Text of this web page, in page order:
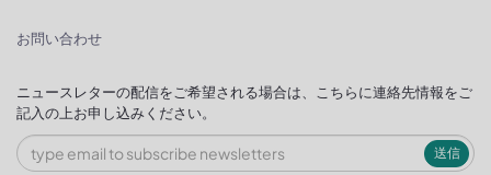
お問い合わせ
ニュースレターの配信をご希望される場合は、こちらに連絡先情報をご
記入の上お申し込みください。
送信